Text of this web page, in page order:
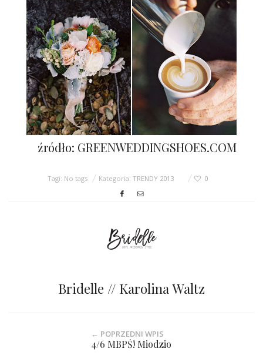
źródło: GREENWEDDINGSHOES.COM
Tagi: No tags Kategoria: TRENDY 2013 0
Bridelle // Karolina Waltz
← POPRZEDNI WPIS
4/6 MBPŚ! Miodzio